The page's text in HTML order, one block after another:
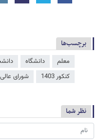
برچسب‌ها
معلم دانشگاه
کنکور 1403
شورای
نظر شما